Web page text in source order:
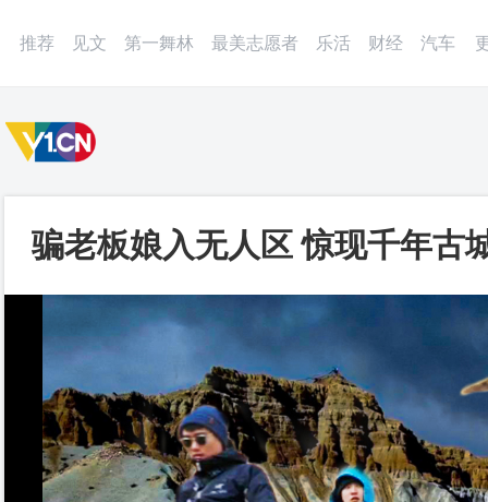
推荐 见文 第一舞林 最美志愿者 乐活 财经 汽车
骗老板娘入无人区 惊现千年古